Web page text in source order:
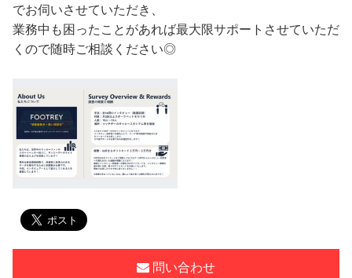
でお伺いさせていただき、
業務中も困ったことがあれば最大限サポートさせていただ
くので随時ご相談ください◎
問い合わせ